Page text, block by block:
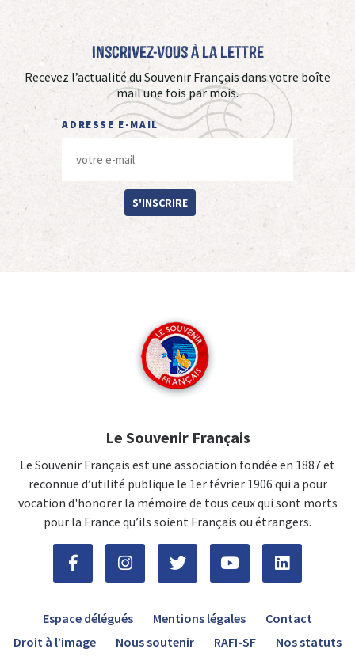
Inscrivez-vous à La Lettre
Recevez l’actualité du Souvenir Français dans votre boîte
mail une fois par mois.
ADRESSE E-MAIL
S'INSCRIRE
Le Souvenir Français
Le Souvenir Français est une association fondée en 1887 et
reconnue d’utilité publique le 1er février 1906 qui a pour
vocation d'honorer la mémoire de tous ceux qui sont morts
pour la France qu’ils soient Français ou étrangers.
Espace délégués Mentions légales
Contact
Droit à l’image
Nous soutenir RAFI-SF Nos statuts